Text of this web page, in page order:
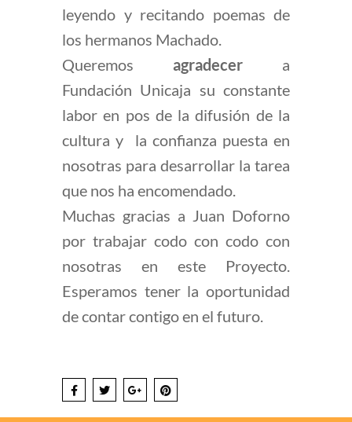
leyendo y recitando poemas de
los hermanos Machado.
Queremos agradecer a
Fundación Unicaja su constante
labor en pos de la difusión de la
cultura y
la confianza puesta en
nosotras para desarrollar la tarea
que nos ha encomendado.
Muchas gracias a Juan Doforno
por trabajar codo con codo con
nosotras en este Proyecto.
Esperamos tener la oportunidad
de contar contigo en el futuro.